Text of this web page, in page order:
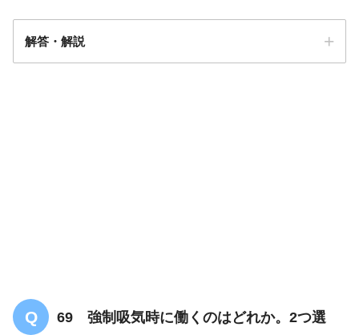
解答・解説
69 強制吸気時に働くのはどれか。2つ選